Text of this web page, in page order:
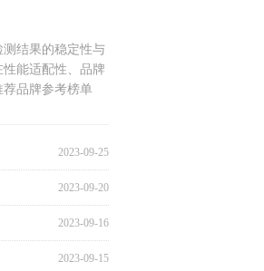
结果的稳定性与
能适配性、品牌
品牌参考榜单
2023-09-25
2023-09-20
2023-09-16
2023-09-15